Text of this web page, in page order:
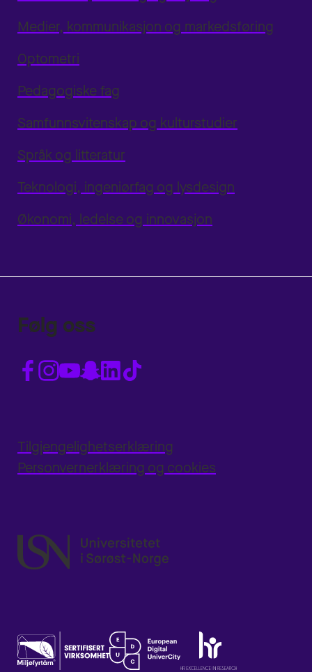
Medier, kommunikasjon og markedsføring
Optometri
Pedagogiske fag
Samfunnsvitenskap og kulturstudier
Språk og litteratur
Teknologi, ingeniørfag og lysdesign
Økonomi, ledelse og innovasjon
Følg oss
Tilgjengelighetserklæring
Personvernerklæring og cookies